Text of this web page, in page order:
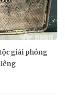
giải phóng